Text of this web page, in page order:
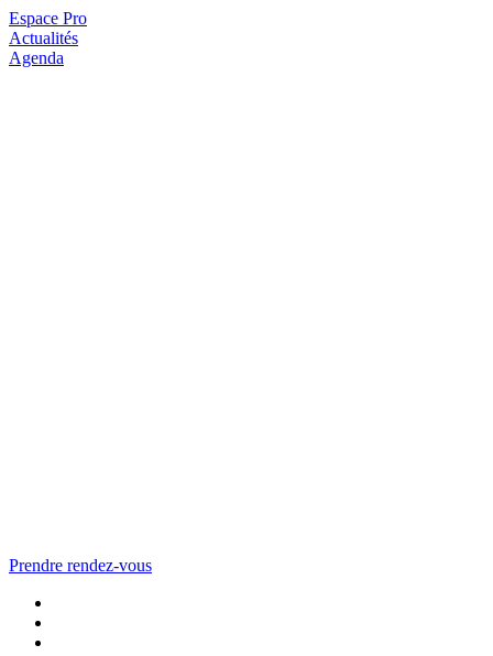
Espace Pro
Actualités
Agenda
Prendre rendez-vous